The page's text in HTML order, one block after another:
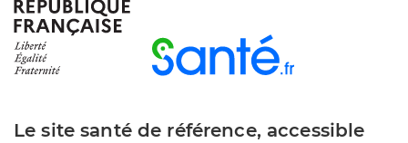
Le site santé de référence, accessible